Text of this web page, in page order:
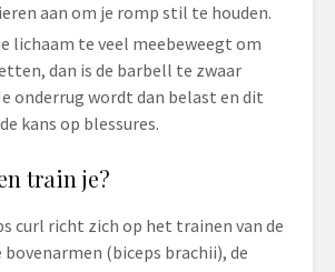
aan om je romp stil te houden.
lichaam te veel meebeweegt om
dan is de barbell te zwaar
onderrug wordt dan belast en dit
kans op blessures.
train je?
curl richt zich op het trainen van de
bovenarmen (biceps brachii), de